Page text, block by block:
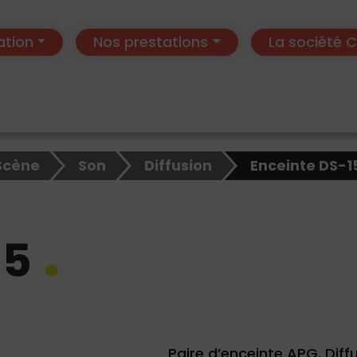
Nos prestations La société
Son Diffusion Enceinte DS-